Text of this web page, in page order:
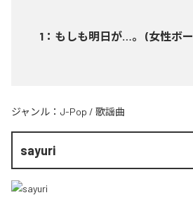
1 ： もしも明日が…。 (女性ボ
ジャンル： J-Pop / 歌謡曲
sayuri